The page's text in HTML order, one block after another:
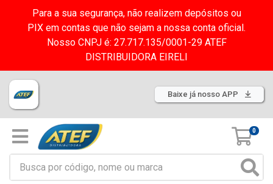
Para a sua segurança, não realizem depósitos ou
PIX em contas que não sejam a nossa conta oficial.
Nosso CNPJ é: 27.717.135/0001-29 ATEF
DISTRIBUIDORA EIRELI
Baixe já nosso APP
0